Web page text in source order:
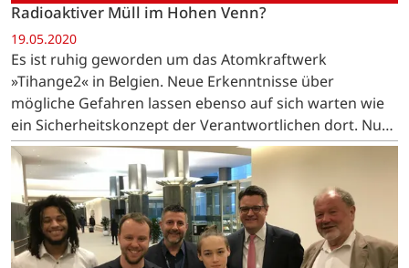
Radioaktiver Müll im Hohen Venn?
19.05.2020
Es ist ruhig geworden um das Atomkraftwerk
»Tihange2« in Belgien. Neue Erkenntnisse über
mögliche Gefahren lassen ebenso auf sich warten wie
ein Sicherheitskonzept der Verantwortlichen dort. Nun
bringt die Frage, wo radioaktive Abfälle in Belgien ihr
Endlager…